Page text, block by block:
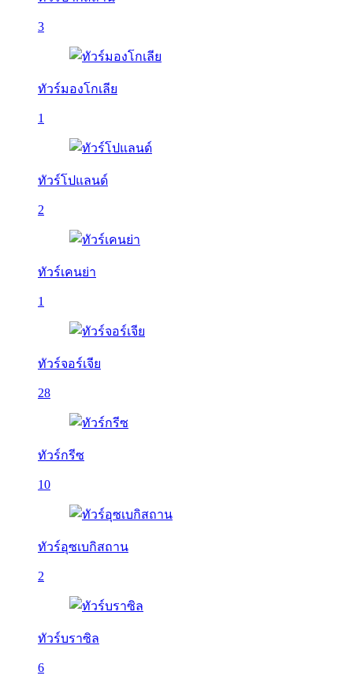
3
ทัวร์มองโกเลีย
1
ทัวร์โปแลนด์
2
ทัวร์เคนย่า
1
ทัวร์จอร์เจีย
28
ทัวร์กรีซ
10
ทัวร์อุซเบกิสถาน
2
ทัวร์บราซิล
6